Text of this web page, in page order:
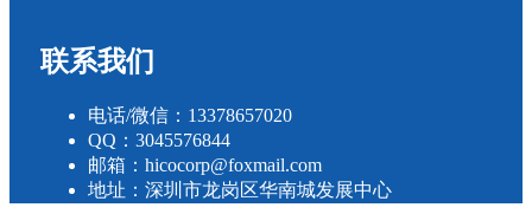
联系我们
电话/微信：13378657020
QQ：3045576844
邮箱：hicocorp@foxmail.com
地址：深圳市龙岗区华南城发展中心